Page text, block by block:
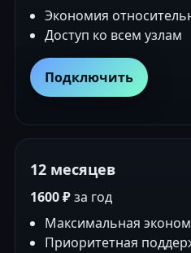
Экономия
Доступ ко всем узлам
Подключить
12 месяцев
1600 ₽за год
Максимальная
Приоритетная